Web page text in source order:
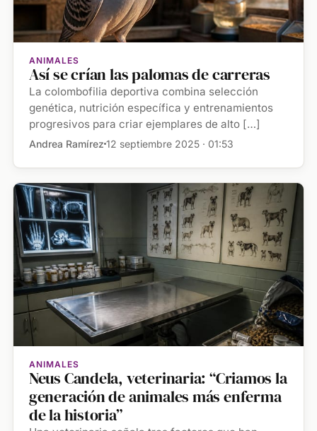
ANIMALES
Así se crían las palomas de carreras
La colombofilia deportiva combina selección
genética, nutrición específica y entrenamientos
progresivos para criar ejemplares de alto […]
Andrea Ramírez 12 septiembre 2025 · 01:53
ANIMALES
Neus Candela, veterinaria: “Criamos la
generación de animales más enferma
de la historia”